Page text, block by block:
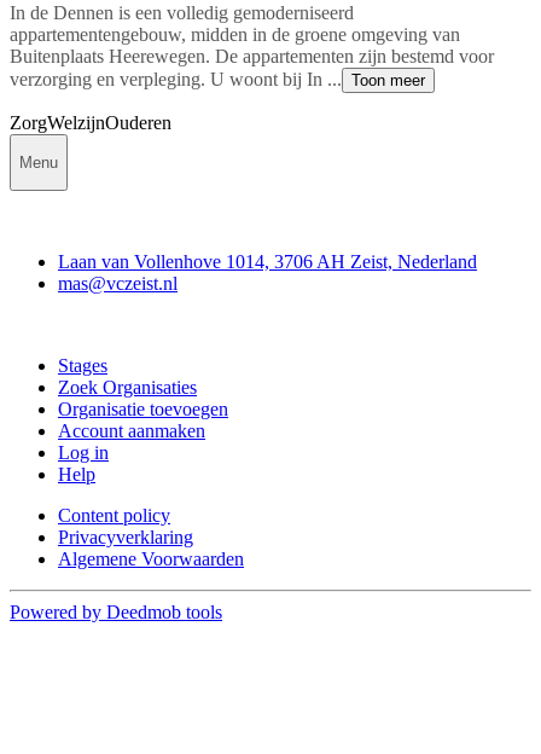
In de Dennen is een volledig gemoderniseerd
appartementengebouw, midden in de groene omgeving van
Buitenplaats Heerewegen. De appartementen zijn bestemd voor
verzorging en verpleging. U woont bij In ... Toon meer
ZorgWelzijnOuderen
Menu
Laan van Vollenhove 1014, 3706 AH Zeist, Nederland
mas@vczeist.nl
Stages
Zoek Organisaties
Organisatie toevoegen
Account aanmaken
Log in
Help
Content policy
Privacyverklaring
Algemene Voorwaarden
Powered by Deedmob tools